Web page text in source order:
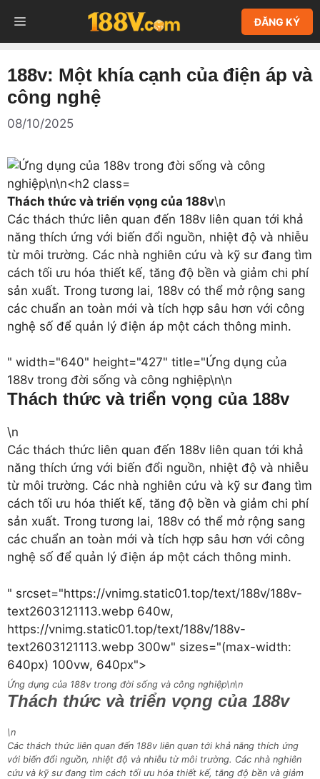
đến
nội
ĐĂNG KÝ
MENU
188v: Một khía cạnh của điện áp và
công nghệ
08/10/2025
Thách thức và triển vọng của 188v\n
Các thách thức liên quan đến 188v liên quan tới khả
năng thích ứng với biến đổi nguồn, nhiệt độ và nhiễu
từ môi trường. Các nhà nghiên cứu và kỹ sư đang tìm
cách tối ưu hóa thiết kế, tăng độ bền và giảm chi phí
sản xuất. Trong tương lai, 188v có thể mở rộng sang
các chuẩn an toàn mới và tích hợp sâu hơn với công
nghệ số để quản lý điện áp một cách thông minh.
" width="640" height="427" title="Ứng dụng của
188v trong đời sống và công nghiệp\n\n
Thách thức và triển vọng của 188v
\n
Các thách thức liên quan đến 188v liên quan tới khả
năng thích ứng với biến đổi nguồn, nhiệt độ và nhiễu
từ môi trường. Các nhà nghiên cứu và kỹ sư đang tìm
cách tối ưu hóa thiết kế, tăng độ bền và giảm chi phí
sản xuất. Trong tương lai, 188v có thể mở rộng sang
các chuẩn an toàn mới và tích hợp sâu hơn với công
nghệ số để quản lý điện áp một cách thông minh.
" srcset="https://vnimg.static01.top/text/188v/188v-
text2603121113.webp 640w,
https://vnimg.static01.top/text/188v/188v-
text2603121113.webp 300w" sizes="(max-width:
640px) 100vw, 640px">
Ứng dụng của 188v trong đời sống và công nghiệp\n\n
Thách thức và triển vọng của 188v
\n
Các thách thức liên quan đến 188v liên quan tới khả năng thích ứng
với biến đổi nguồn, nhiệt độ và nhiễu từ môi trường. Các nhà nghiên
cứu và kỹ sư đang tìm cách tối ưu hóa thiết kế, tăng độ bền và giảm